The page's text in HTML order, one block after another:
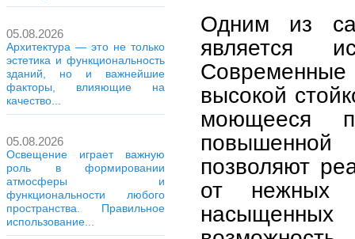
05.08.2026
Архитектура — это не только
эстетика и функциональность
зданий, но и важнейшие
факторы, влияющие на
качество...
05.08.2026
Освещение играет важную
роль в формировании
атмосферы и
функциональности любого
пространства. Правильное
использование...
Одним из
является
Современные
высокой
моющееся
позволяют
от нежных